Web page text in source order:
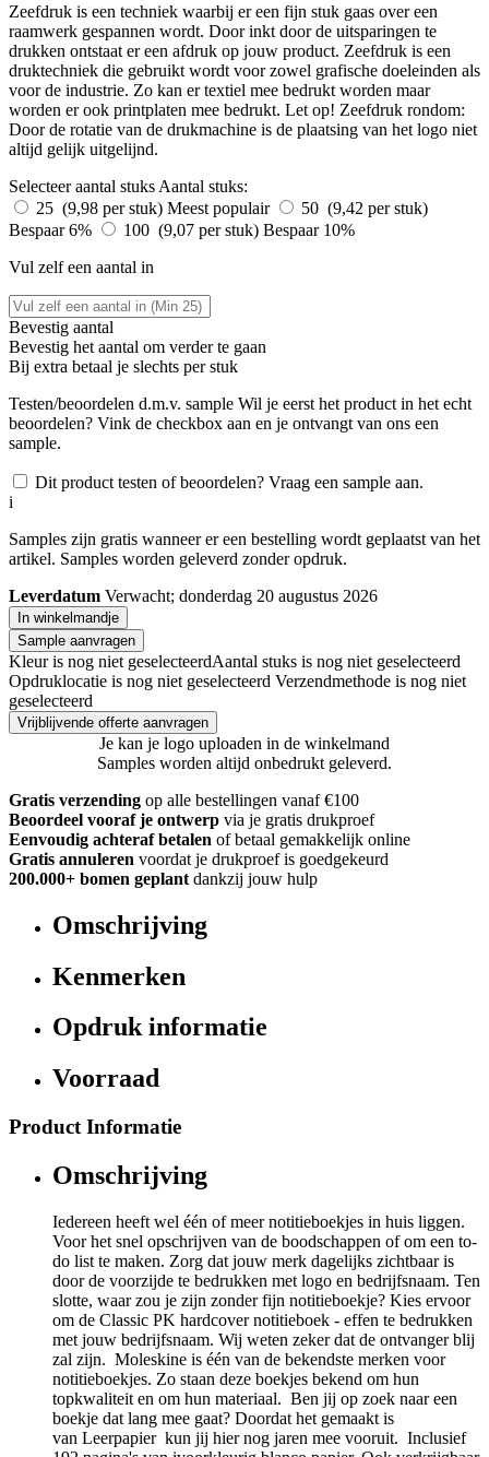
Zeefdruk is een techniek waarbij er een fijn stuk gaas over een
raamwerk gespannen wordt. Door inkt door de uitsparingen te
drukken ontstaat er een afdruk op jouw product. Zeefdruk is een
druktechniek die gebruikt wordt voor zowel grafische doeleinden als
voor de industrie. Zo kan er textiel mee bedrukt worden maar
worden er ook printplaten mee bedrukt. Let op! Zeefdruk rondom:
Door de rotatie van de drukmachine is de plaatsing van het logo niet
altijd gelijk uitgelijnd.
Selecteer aantal stuks Aantal stuks:
25 (9,98 per stuk) Meest populair
50 (9,42 per stuk)
Bespaar 6%
100 (9,07 per stuk) Bespaar 10%
Vul zelf een aantal in
Bevestig aantal
Bevestig het aantal om verder te gaan
Bij extra betaal je slechts per stuk
Testen/beoordelen d.m.v. sample Wil je eerst het product in het echt
beoordelen? Vink de checkbox aan en je ontvangt van ons een
sample.
Dit product testen of beoordelen? Vraag een sample aan.
i
Samples zijn gratis wanneer er een bestelling wordt geplaatst van het
artikel. Samples worden geleverd zonder opdruk.
Leverdatum Verwacht; donderdag 20 augustus 2026
In winkelmandje
Sample aanvragen
Kleur is nog niet geselecteerdAantal stuks is nog niet geselecteerd
Opdruklocatie is nog niet geselecteerd Verzendmethode is nog niet
geselecteerd
Vrijblijvende offerte aanvragen
Je kan je logo uploaden in de winkelmand
Samples worden altijd onbedrukt geleverd.
Gratis verzending op alle bestellingen vanaf €100
Beoordeel vooraf je ontwerp via je gratis drukproef
Eenvoudig achteraf betalen of betaal gemakkelijk online
Gratis annuleren voordat je drukproef is goedgekeurd
200.000+ bomen geplant dankzij jouw hulp
Omschrijving
Kenmerken
Opdruk informatie
Voorraad
Product Informatie
Omschrijving
Iedereen heeft wel één of meer notitieboekjes in huis liggen.
Voor het snel opschrijven van de boodschappen of om een to-
do list te maken. Zorg dat jouw merk dagelijks zichtbaar is
door de voorzijde te bedrukken met logo en bedrijfsnaam. Ten
slotte, waar zou je zijn zonder fijn notitieboekje? Kies ervoor
om de Classic PK hardcover notitieboek - effen te bedrukken
met jouw bedrijfsnaam. Wij weten zeker dat de ontvanger blij
zal zijn. Moleskine is één van de bekendste merken voor
notitieboekjes. Zo staan deze boekjes bekend om hun
topkwaliteit en om hun materiaal. Ben jij op zoek naar een
boekje dat lang mee gaat? Doordat het gemaakt is
van Leerpapier kun jij hier nog jaren mee vooruit. Inclusief